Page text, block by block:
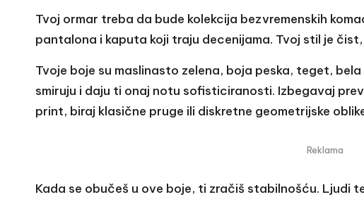
Tvoj ormar treba da bude kolekcija bezvremenskih
pantalona i kaputa koji traju decenijama. Tvoj stil je
Tvoje boje su maslinasto zelena, boja peska, teget,
smiruju i daju ti onaj notu sofisticiranosti. Izbegavaj
print, biraj klasične pruge ili diskretne geometrijske
Reklama
Kada se obučeš u ove boje, ti zračiš stabilnošću. Ljudi